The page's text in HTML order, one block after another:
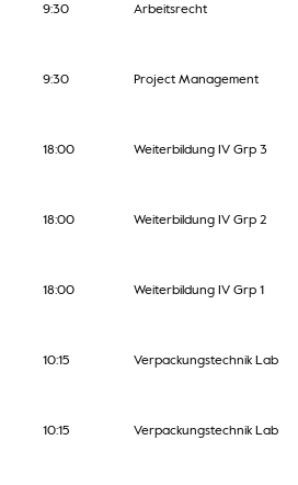
9:30 Arbeitsrecht
9:30 Project Management
18:00 Weiterbildung IV Grp 3
18:00 Weiterbildung IV Grp 2
18:00 Weiterbildung IV Grp 1
10:15 Verpackungstechnik Lab
10:15 Verpackungstechnik Lab